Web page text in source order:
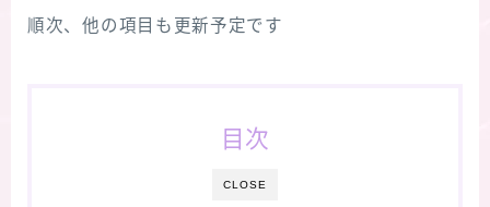
おすすめ商品＆レビュー
順次、他の項目も更新予定です
CLOSE
目次